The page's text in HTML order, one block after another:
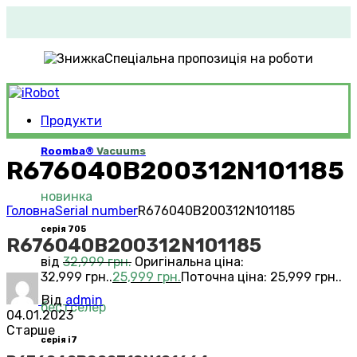
Спеціальна пропозиція на роботи
Продукти
Roomba® Vacuums
новинка
серія 705
від 32,999грн. Оригінальна ціна:
32,999 грн..25,999 грн.Поточна ціна: 25,999 грн..
бестселер
серія i7
R676040B200312N101185
ГоловнаSerial numberR676040B200312N101185
R676040B200312N101185
Від admin
04.01.2023
Старше